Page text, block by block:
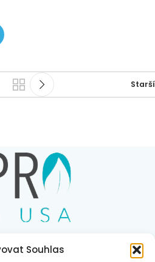
Souhlas
Starší